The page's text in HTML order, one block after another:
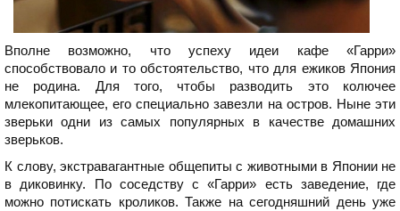
Вполне возможно, что успеху идеи кафе «Гарри»
способствовало и то обстоятельство, что для ежиков Япония
не родина. Для того, чтобы разводить это колючее
млекопитающее, его специально завезли на остров. Ныне эти
зверьки одни из самых популярных в качестве домашних
зверьков.
К слову, экстравагантные общепиты с животными в Японии не
в диковинку. По соседству с «Гарри» есть заведение, где
можно потискать кроликов. Также на сегодняшний день уже